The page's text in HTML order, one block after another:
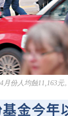
份人均蝕11,163